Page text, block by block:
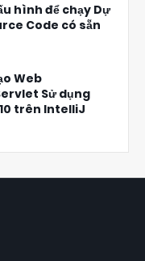
hình để chạy Dự
Code có sẵn
Web
Sử dụng
trên IntelliJ